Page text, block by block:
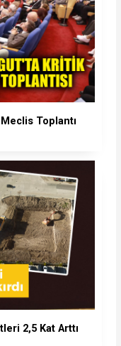
Toplantı
2,5 Kat Arttı